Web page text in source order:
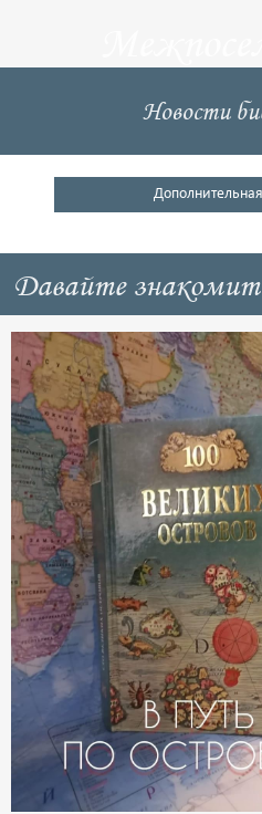
Новости
Давайте